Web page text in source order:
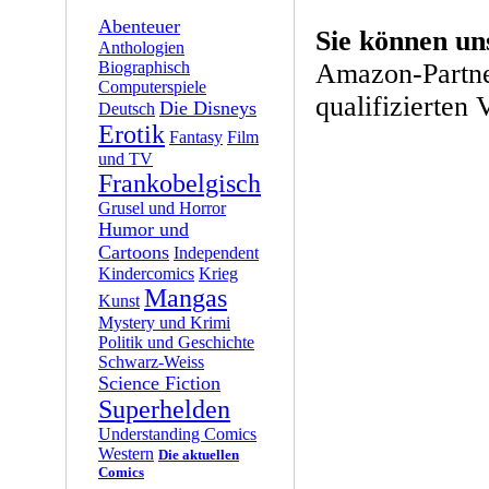
Abenteuer
Anthologien
Biographisch
Computerspiele
Deutsch Die Disneys
Erotik Fantasy Film
und TV
Frankobelgisch
Grusel und Horror
Humor und
Cartoons Independent
Kindercomics Krieg
Kunst Mangas
Mystery und Krimi
Politik und Geschichte
Schwarz-Weiss
Science Fiction
Superhelden
Understanding Comics
Western Die aktuellen
Comics
Sie können
Amazon-
qualifizierten